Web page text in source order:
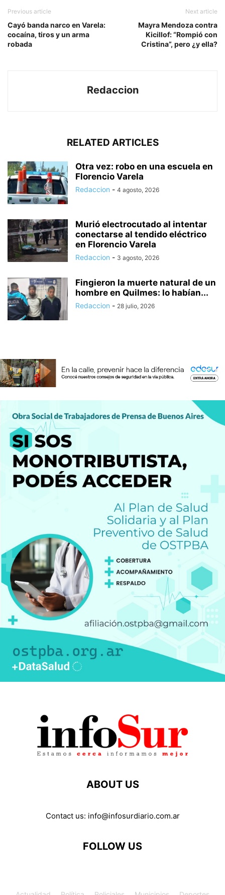
Previous article
Cayó banda narco en Varela:
cocaína, tiros y un arma
robada
Next article
Mayra Mendoza contra
Kicillof: “Rompió con
Cristina”, pero ¿y ella?
Redaccion
RELATED ARTICLES
Otra vez: robo en una escuela en
Florencio Varela
Redaccion - 4 agosto, 2026
Murió electrocutado al intentar
conectarse al tendido eléctrico
en Florencio Varela
Redaccion - 3 agosto, 2026
Fingieron la muerte natural de un
hombre en Quilmes: lo habían...
Redaccion - 28 julio, 2026
ABOUT US
Contact us: info@infosurdiario.com.ar
FOLLOW US